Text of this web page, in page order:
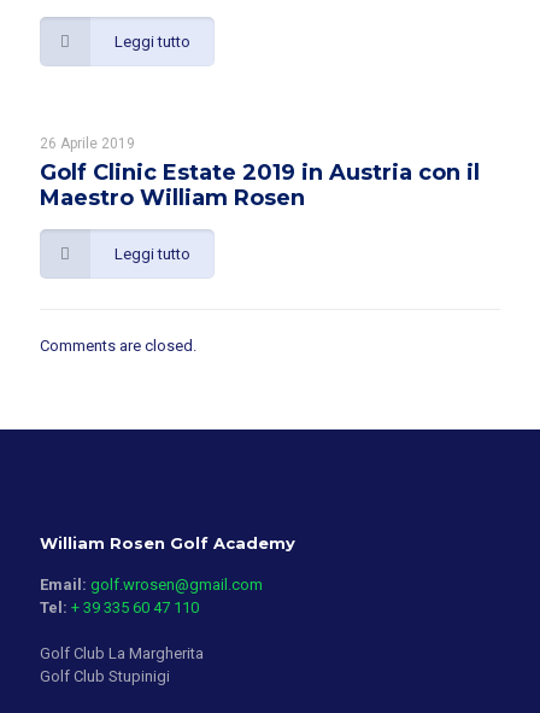
Leggi tutto
26 Aprile 2019
Golf Clinic Estate 2019 in Austria con il
Maestro William Rosen
Leggi tutto
Comments are closed.
William Rosen Golf Academy
Email: golf.wrosen@gmail.com
Tel: + 39 335 60 47 110
Golf Club La Margherita
Golf Club Stupinigi